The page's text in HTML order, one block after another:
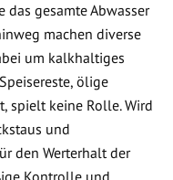
gesamte Abwasser
machen diverse
um kalkhaltiges
ölige
spielt keine Rolle. Wird
und
den Werterhalt der